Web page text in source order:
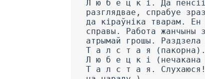
Л ю б е ц к і. Да пенсіі
разглядвае, спрабуе
да кіраўніка тварам.
справы. Работа жанчыны
атрымай грошы.
Т а л с т а я (пакорна).
Л ю б е ц к і (нечакана
Т а л с т а я. Слухаюся!